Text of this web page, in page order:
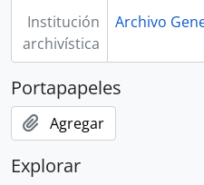
Institución
archivística
Archivo
Portapapeles
Agregar
Explorar